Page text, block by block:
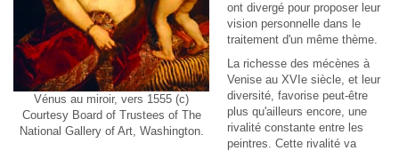
Vénus au miroir, vers 1555 (c)
Courtesy Board of Trustees of The
National Gallery of Art, Washington.
ont divergé pour proposer leur
vision personnelle dans le
traitement d'un même thème.
La richesse des mécènes à
Venise au XVIe siècle, et leur
diversité, favorise peut-être
plus qu'ailleurs encore, une
rivalité constante entre les
peintres. Cette rivalité va